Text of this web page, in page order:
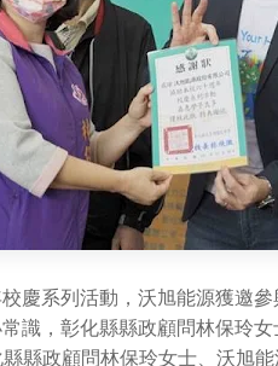
慶系列活動，沃旭能源獲邀
識，彰化縣縣政顧問林保玲
縣政顧問林保玲女士、沃旭